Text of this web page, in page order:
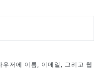
저에 이름, 이메일, 그리고 웹